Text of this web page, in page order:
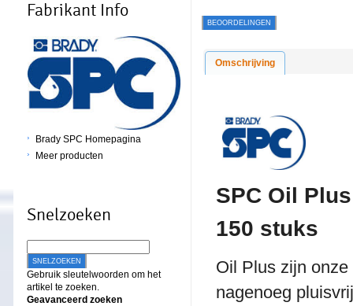
Fabrikant Info
Brady SPC Homepagina
Meer producten
Snelzoeken
SNELZOEKEN
Gebruik sleutelwoorden om het
artikel te zoeken.
Geavanceerd zoeken
BEOORDELINGEN
Omschrijving
SPC Oil
150 stuks
Oil Plus zijn
nagenoeg